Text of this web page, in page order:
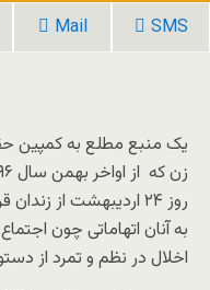
Mail SMS
یک منبع مطلع به کمپین
روز ۲۴ اردیبهشت از
به آنان اتهاماتی چون
اخلال در نظم و تمرد از